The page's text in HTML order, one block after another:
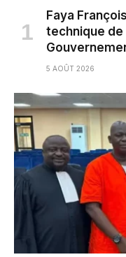
Faya
technique de
5 AOÛT 2026